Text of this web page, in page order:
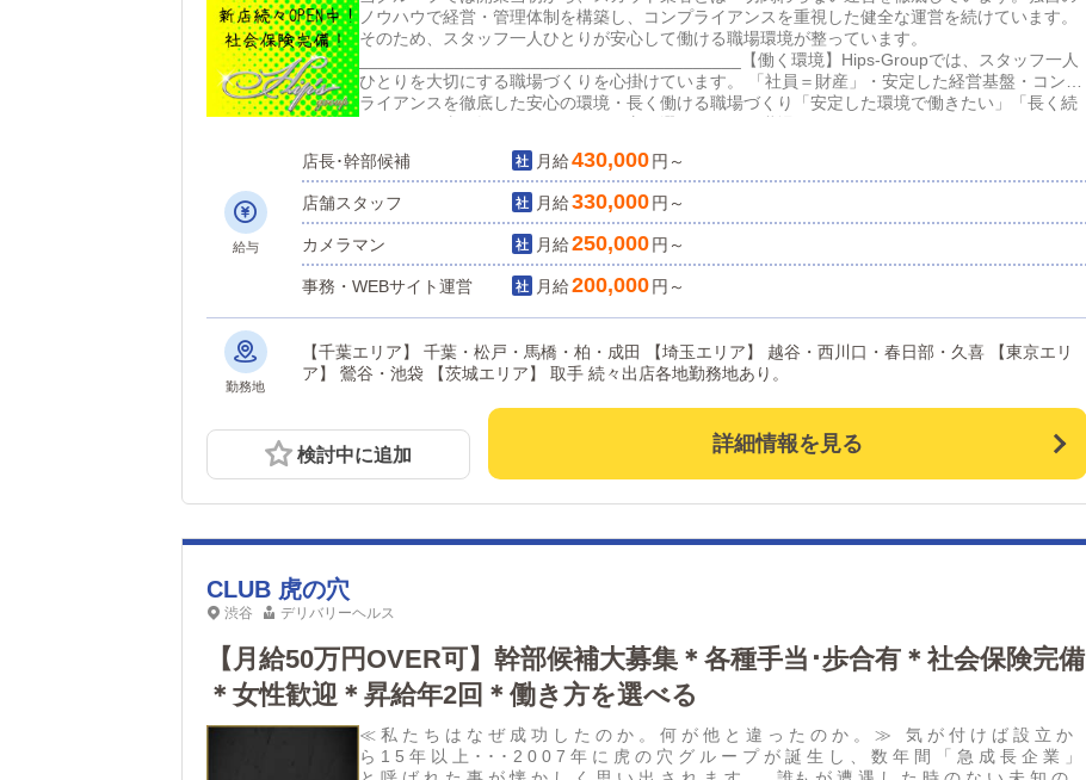
ノウハウで経営・管理体制を構築し、コンプライアンスを重視した健全な運営を続けています。
そのため、スタッフ一人ひとりが安心して働ける職場環境が整っています。
________________________________________【働く環境】Hips-Groupでは、スタッフ一人
ひとりを大切にする職場づくりを心掛けています。 「社員＝財産」・安定した経営基盤・コンプ
ライアンスを徹底した安心の環境・長く働ける職場づくり「安定した環境で働きたい」「長く続
を大切にし、長く安心して働ける環境づくりを行っています。仕事を通じて経験を積みながら、
それぞれの将来設計をしっかりサポートしていきます。
________________________________________【応募を考えている方へ】未経験の方も歓迎
しています。女性も活躍中です。経験よりも、人柄ややる気を大切にしています。在職中の方
も、面接日時は柔軟に対応いたします。少しでも興味を持っていただけた方は、まずはお気軽に
ご応募ください。あなたとお会いできるのを楽しみにしています。
給与
店長･幹部候補 月給430,000円～
店舗スタッフ 月給330,000円～
カメラマン 月給250,000円～
事務・WEBサイト運営 月給200,000円～
勤務地
【千葉エリア】 千葉・松戸・馬橋・柏・成田 【埼玉エリア】 越谷・西川口・春日部・久喜 【東京エリ
ア】 鶯谷・池袋 【茨城エリア】 取手 続々出店各地勤務地あり。
検討中に追加 詳細情報を見る
CLUB 虎の穴
渋谷 デリバリーヘルス
【月給50万円OVER可】幹部候補大募集＊各種手当･歩合有＊社会保険完備
＊女性歓迎＊昇給年2回＊働き方を選べる
≪ 私 た ち は な ぜ 成 功 し た の か 。 何 が 他 と 違 っ た の か 。 ≫ 気 が 付 け ば 設 立 か
ら 1 5 年 以 上 ･ ･ ･ 2 0 0 7 年 に 虎 の 穴 グ ル ー プ が 誕 生 し 、 数 年 間 「 急 成 長 企 業 」